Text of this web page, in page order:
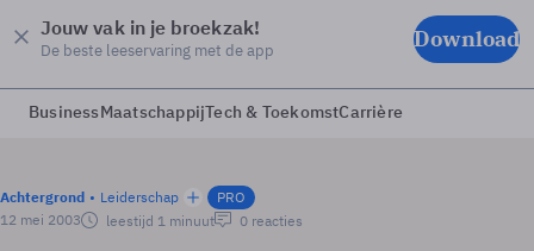
Jouw vak in je broekzak!
De beste leeservaring met de app Download
BusinessMaatschappijTech & ToekomstCarrière
Achtergrond Leiderschap
PRO
12 mei 2003
leestijd 1 minuut 0 reacties